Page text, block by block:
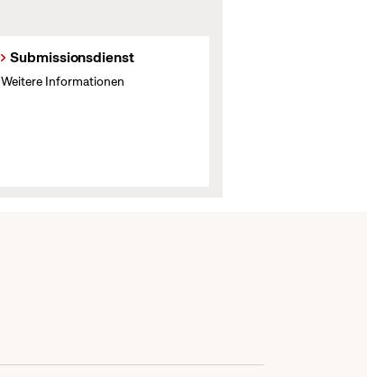
Submissionsdienst
Weitere Informationen